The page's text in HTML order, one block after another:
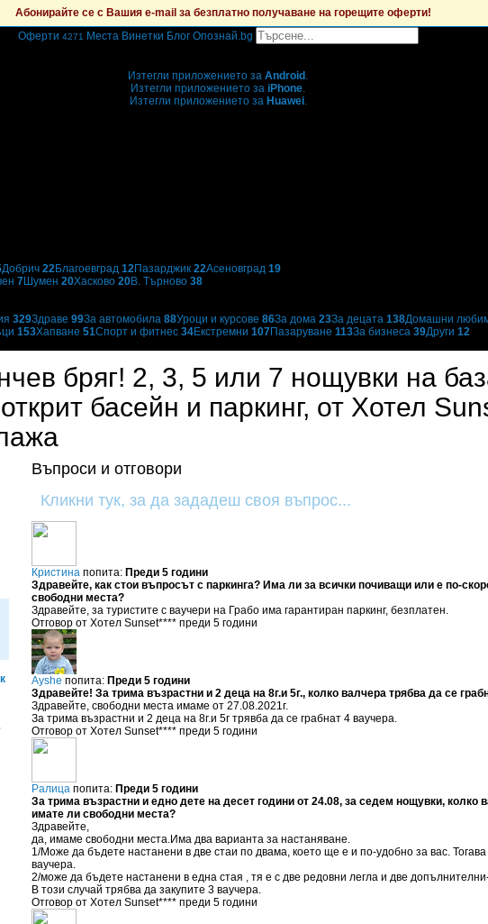
Абонирайте се с Вашия e-mail за безплатно получаване на горещите оферти!
Оферти 4271 Места Винетки Блог Опознай.bg
Изтегли приложението за Android .
Изтегли приложението за iPhone.
Изтегли приложението за Huawei.
Добрич 22Благоевград 12Пазарджик 22Асеновград 19
7Шумен 20Хасково 20В. Търново 38
329Здраве 99За автомобила 88Уроци и курсове 86За дома 23За децата 138Домашни
153Хапване 51Спорт и фитнес 34Екстремни 107Пазаруване 113За бизнеса 39Други 12
бряг! 2, 3, 5 или 7 нощувки на
басейн и паркинг, от Хотел
Въпроси и отговори
Кликни тук, за да зададеш своя въпрос...
Кристина попита: Преди 5 години
Здравейте, как стои въпросът с паркинга? Има ли за всички почиващи или е по-
свободни места?
Здравейте, за туристите с ваучери на Грабо има гарантиран паркинг, безплатен.
Отговор от Хотел Sunset**** преди 5 години
Ayshe попита: Преди 5 години
Здравейте! За трима възрастни и 2 деца на 8г.и 5г., колко валчера трябва да се
Здравейте, свободни места имаме от 27.08.2021г.
За трима възрастни и 2 деца на 8г.и 5г трявба да се грабнат 4 ваучера.
Отговор от Хотел Sunset**** преди 5 години
Ралица попита: Преди 5 години
За трима възрастни и едно дете на десет години от 24.08, за седем нощувки, колко
имате ли свободни места?
Здравейте,
да, имаме свободни места.Има два варианта за настаняване.
1/Може да бъдете настанени в две стаи по двама, което ще е и по-удобно за вас.
ваучера.
2/може да бъдете настанени в една стая , тя е с две редовни легла и две
В този случай трябва да закупите 3 ваучера.
Отговор от Хотел Sunset**** преди 5 години